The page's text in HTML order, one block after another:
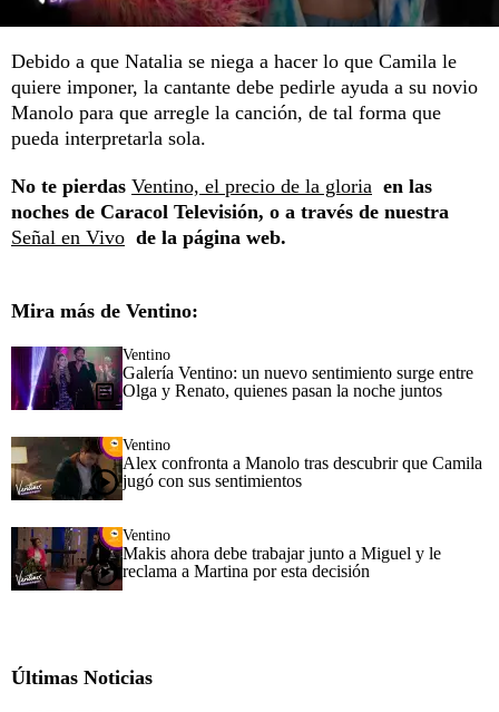
Debido a que Natalia se niega a hacer lo que Camila le
quiere imponer, la cantante debe pedirle ayuda a su novio
Manolo para que arregle la canción, de tal forma que
pueda interpretarla sola.
No te pierdas Ventino, el precio de la gloria en las
noches de Caracol Televisión, o a través de nuestra
Señal en Vivo de la página web.
Mira más de Ventino:
Ventino
Galería Ventino: un nuevo sentimiento surge entre
Olga y Renato, quienes pasan la noche juntos
Ventino
Alex confronta a Manolo tras descubrir que Camila
jugó con sus sentimientos
Ventino
Makis ahora debe trabajar junto a Miguel y le
reclama a Martina por esta decisión
Últimas Noticias